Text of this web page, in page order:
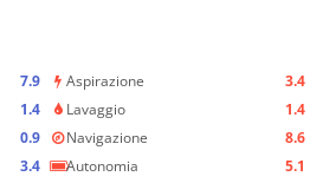
7.9
1.4
0.9
3.4
Aspirazione
3.4
Lavaggio
1.4
Navigazione
8.6
Autonomia
5.1